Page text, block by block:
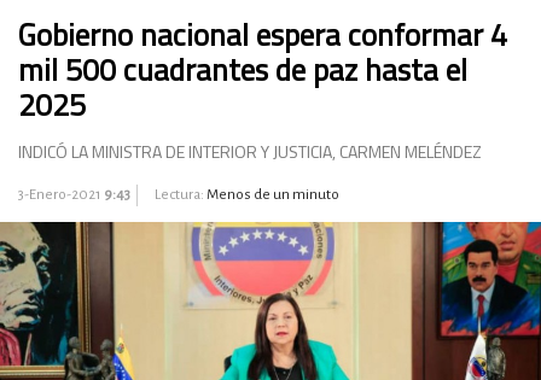
Gobierno nacional espera conformar 4
mil 500 cuadrantes de paz hasta el
2025
INDICÓ LA MINISTRA DE INTERIOR Y JUSTICIA, CARMEN MELÉNDEZ
3-Enero-2021 9:43 Lectura: Menos de un minuto